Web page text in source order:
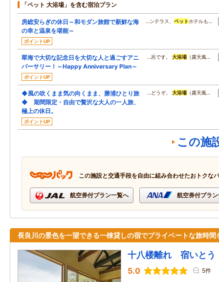
「ペット 大浴場」を含む宿泊プラン
房総安らぎの休日～和モダン旅館で新鮮な海
の幸と温泉を堪能～
ポイントUP
…ンテラス、 ペット ホテルも…
翠海で大切な記念日を大切な人と過ごすアニ
バーサリー！～Happy Anniversary Plan～
ポイントUP
…呂です。大浴場 （露天風…
◆風の吹くまま気の向くまま、勝浦ひとり旅
◆ 期間限定・自由で贅沢な大人の一人旅、
極上の休日。
ポイントUP
…どうぞ。大浴場 （露天風…
この施
この施設と交通手段を自由に組み合わせたおトクな
航空券付プラン一覧へ 航空券付プラ
長良川の景色を一望できる一棟貸しの宿でプライベートな旅時間
十八楼離れ 宿いとう
5.0 5件